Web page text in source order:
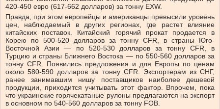
420-450 евро (617-662 долларов) за тонну EXW.
Правда, при этом европейцы и американцы превысили уровень
цен, наблюдаемый в других регионах, где растет влияние
китайских поставок. Китайский горячий прокат продается в
Корею по 500-520 долларов за тонну CFR, в страны Юго-
Восточной Азии — по 520-530 долларов за тонну CFR, в
Турцию и страны Ближнего Востока — по 550-560 долларов за
тонну CFR. Появились предложения и для Европы по ценам
около 580-590 долларов за тонну CFR. Экспортерам из СНГ,
ранее занимавшим нишу поставщиков наиболее дешевой
продукции, приходится учитывать этот фактор. Впрочем, пока
что украинские горячекатаные рулоны предлагаются на экспорт
в основном по 540-560 долларов за тонну FOB.